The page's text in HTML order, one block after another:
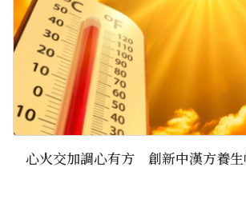
心火交加調心有方 創新中漢方養生